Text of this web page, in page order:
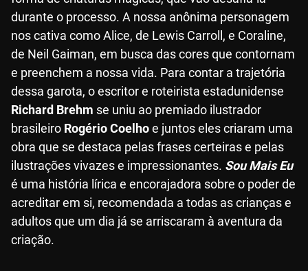
durante o processo. A nossa anônima personagem
nos cativa como Alice, de Lewis Carroll, e Coraline,
de Neil Gaiman, em busca das cores que contornam
e preenchem a nossa vida. Para contar a trajetória
dessa garota, o escritor e roteirista estadunidense
Richard Brehm se uniu ao premiado ilustrador
brasileiro Rogério Coelhoe juntos eles criaram uma
obra que se destaca pelas frases certeiras e pelas
ilustrações vivazes e impressionantes. Sou Mais Eu
é uma história lírica e encorajadora sobre o poder de
acreditar em si, recomendada a todas as crianças e
adultos que um dia já se arriscaram à aventura da
criação.